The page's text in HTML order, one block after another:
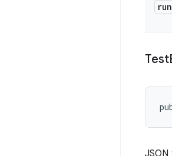
run
Test
JSON